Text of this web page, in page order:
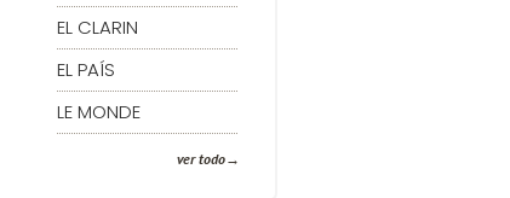
EL CLARIN
EL PAÍS
LE MONDE
ver todo